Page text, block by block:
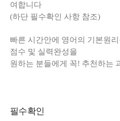
여합니다
(하단 필수확인 사항 참조)
빠른 시간안에 영어의 기본원
점수 및 실력완성을
원하는 분들에게 꼭! 추천하는
필수확인